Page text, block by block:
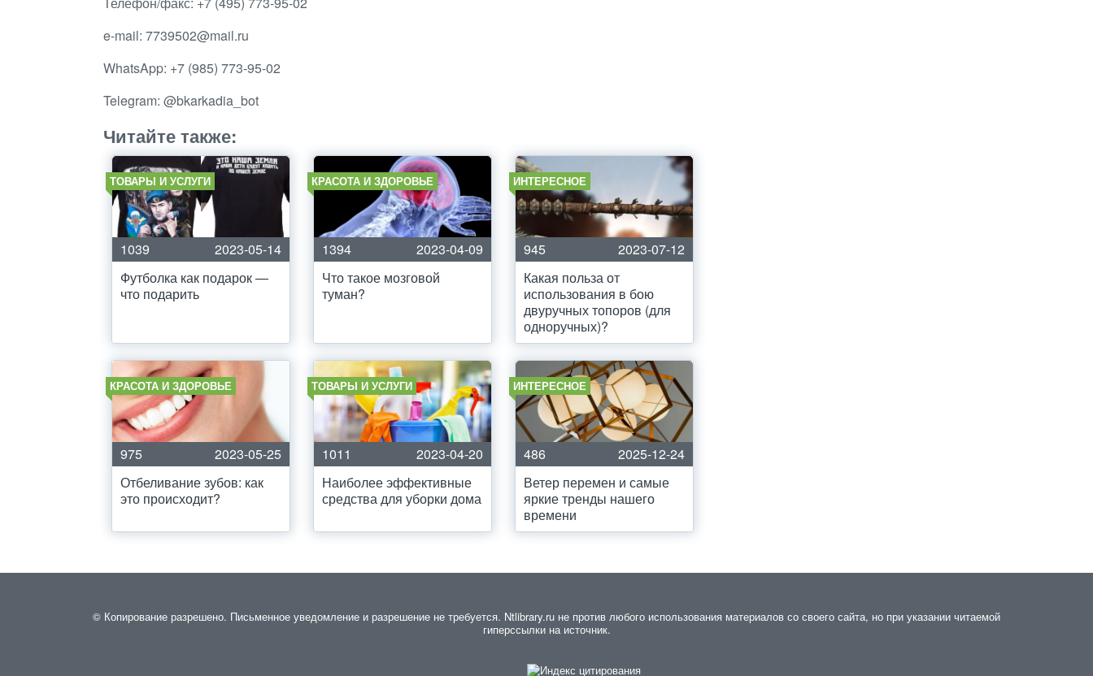
e-mail: 7739502@mail.ru
WhatsApp: +7 (985) 773-95-02
Telegram: @bkarkadia_bot
Читайте также:
ТОВАРЫ И УСЛУГИ
1039
2023-05-14
Футболка как подарок —
что подарить
КРАСОТА И ЗДОРОВЬЕ
1394
2023-04-09
Что такое мозговой
туман?
ИНТЕРЕСНОЕ
945
2023-07-12
Какая польза от
использования в бою
двуручных топоров (для
одноручных)?
КРАСОТА И ЗДОРОВЬЕ
975
2023-05-25
Отбеливание зубов: как
это происходит?
ТОВАРЫ И УСЛУГИ
1011
2023-04-20
Наиболее эффективные
средства для уборки дома
ИНТЕРЕСНОЕ
486
2025-12-24
Ветер перемен и самые
яркие тренды нашего
времени
© Копирование разрешено. Письменное уведомление и разрешение не требуется. Ntlibrary.ru не против любого использования материалов со своего сайта, но при указании читаемой
гиперссылки на источник.